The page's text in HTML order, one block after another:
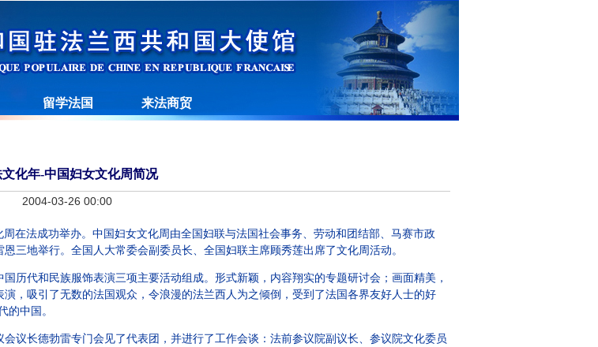
留学法国 来法商贸
化年-中国妇女文化周简况
2004-03-26 00:00
法成功举办。中国妇女文化周由全国妇联与法国社会事务、劳动和团结部、马赛市政
三地举行。全国人大常委会副委员长、全国妇联主席顾秀莲出席了文化周活动。
代和民族服饰表演三项主要活动组成。形式新颖，内容翔实的专题研讨会；画面精美，
，吸引了无数的法国观众，令浪漫的法兰西人为之倾倒，受到了法国各界友好人士的好
的中国。
长德勃雷专门会见了代表团，并进行了工作会谈：法前参议院副议长、参议院文化委员